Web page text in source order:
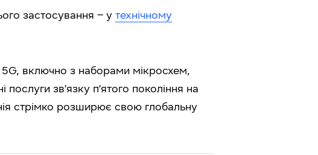
застосування – у технічному
включно з наборами мікросхем,
зв’язку п’ятого покоління на
стрімко розширює свою глобальну